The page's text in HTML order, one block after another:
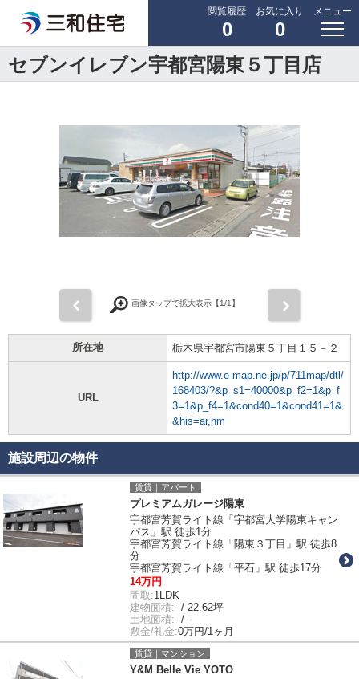
閲覧履歴
0
お気に入り
0
メニュー
セブンイレブン宇都宮陽東５丁目店
画像タップで拡大表示【1/1】
所在地 栃木県宇都宮市陽東５丁目１５－２
URL
http://www.e-map.ne.jp/p/711map/dtl/
168403/?&p_s1=40000&p_f2=1&p_f
3=1&p_f4=1&cond40=1&cond41=1&
&his=ar,nm
施設周辺の物件
賃貸｜アパート
プレミアムガレージ陽東
宇都宮芳賀ライト線「宇都宮大学陽東キャン
パス」駅 徒歩1分
宇都宮芳賀ライト線「陽東３丁目」駅 徒歩8
分
宇都宮芳賀ライト線「平石」駅 徒歩17分
14万円
間取:1LDK
建物面積:- / 22.62坪
土地面積:- / -
敷金/礼金:0万円/1ヶ月
賃貸｜マンション
Y&M Belle Vie YOTO